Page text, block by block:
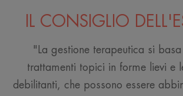
IL CONSIGLIO
"La gestione terapeutica si
trattamenti topici in forme lievi e
debilitanti, che possono essere